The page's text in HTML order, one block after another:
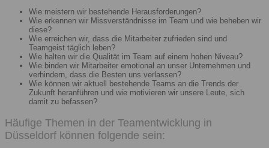
Wie meistern wir bestehende Herausforderungen?
Wie erkennen wir Missverständnisse im Team und wie beheben wir
diese?
Wie erreichen wir, dass die Mitarbeiter zufrieden sind und
Teamgeist täglich leben?
Wie halten wir die Qualität im Team auf einem hohen Niveau?
Wie binden wir Mitarbeiter emotional an unser Unternehmen und
verhindern, dass die Besten uns verlassen?
Wie können wir aktuell bestehende Teams an die Trends der
Zukunft heranführen und wie motivieren wir unsere Leute, sich
damit zu befassen?
Häufige Themen in der Teamentwicklung in
Düsseldorf können folgende sein: